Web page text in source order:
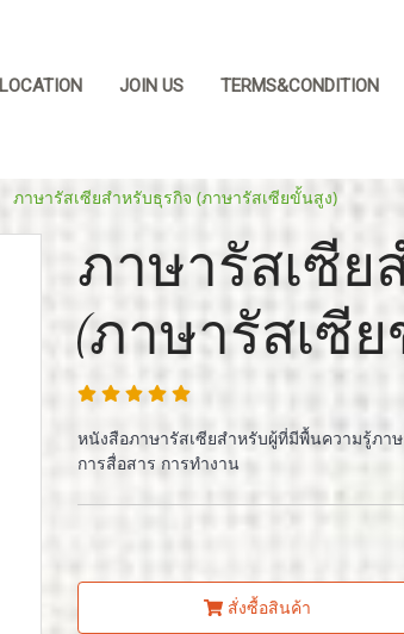
LOCATION JOIN US TERMS&CONDITION
ภาษารัสเซียสำหรับธุรกิจ (ภาษารัสเซียขั้นสูง)
ภาษารัสเซีย
(ภาษารัสเซี
หนังสือภาษารัสเซียสำหรับผู้ที่มีพื้นความรู้ภา
การสื่อสาร การทำงาน
สั่งซื้อสินค้า